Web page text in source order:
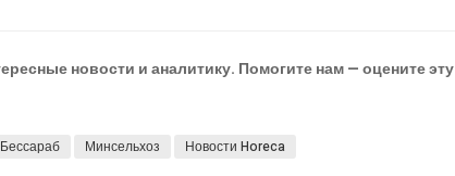
новости и аналитику. Помогите нам — оцените эту
Минсельхоз Новости Horeca